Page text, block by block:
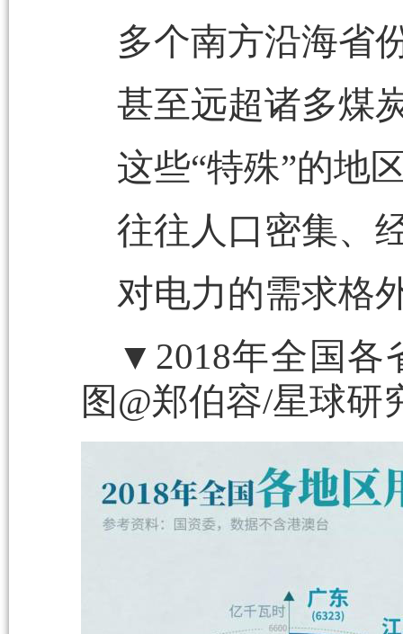
多个南方沿海省
甚至远超诸多煤
这些“特殊”的地
往往人口密集、
对电力的需求格
▼2018年全国各
图@郑伯容/星球研